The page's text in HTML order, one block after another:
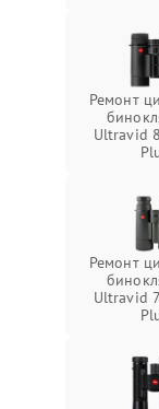
Ремонт
Ultravid
Ремонт
Ultravid